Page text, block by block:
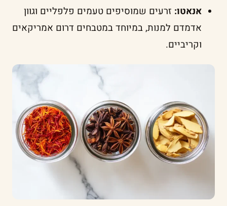
אנאטו: זרעים שמוסיפים טעמים פלפליים וגוון
אדמדם למנות, במיוחד במטבחים דרום אמריקאים
וקריביים.